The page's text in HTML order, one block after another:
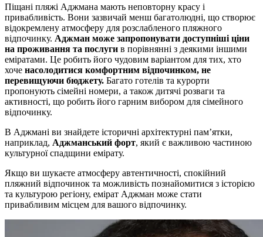
Піщані пляжі Аджмана мають неповторну красу і
привабливість. Вони зазвичай менш багатолюдні, що створює
відокремлену атмосферу для розслабленого пляжного
відпочинку. Аджман може запропонувати доступніші ціни
на проживання та послуги в порівнянні з деякими іншими
еміратами. Це робить його чудовим варіантом для тих, хто
хоче насолодитися комфортним відпочинком, не
перевищуючи бюджету. Багато готелів та курорти
пропонують сімейні номери, а також дитячі розваги та
активності, що робить його гарним вибором для сімейного
відпочинку.
В Аджмані ви знайдете історичні архітектурні пам’ятки,
наприклад, Аджманський форт, який є важливою частиною
культурної спадщини емірату.
Якщо ви шукаєте атмосферу автентичності, спокійний
пляжний відпочинок та можливість познайомитися з історією
та культурою регіону, емірат Аджман може стати
привабливим місцем для вашого відпочинку.